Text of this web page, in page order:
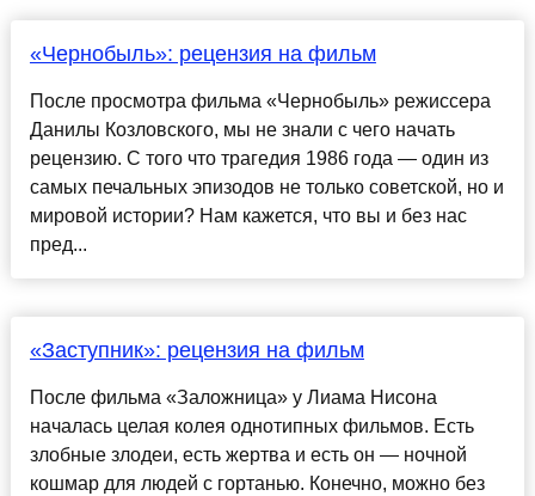
«Чернобыль»: рецензия на фильм
После просмотра фильма «Чернобыль» режиссера
Данилы Козловского, мы не знали с чего начать
рецензию. С того что трагедия 1986 года — один из
самых печальных эпизодов не только советской, но и
мировой истории? Нам кажется, что вы и без нас
пред...
«Заступник»: рецензия на фильм
После фильма «Заложница» у Лиама Нисона
началась целая колея однотипных фильмов. Есть
злобные злодеи, есть жертва и есть он — ночной
кошмар для людей с гортанью. Конечно, можно без